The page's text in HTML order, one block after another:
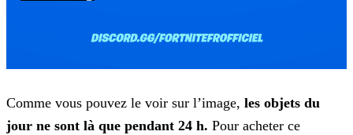
Comme vous pouvez le voir sur l’image, les objets du
jour ne sont là que pendant 24 h. Pour acheter ce